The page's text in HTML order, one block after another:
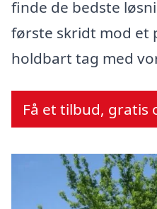
finde de bedste
første skridt mod et
holdbart tag med
Få et tilbud, gratis